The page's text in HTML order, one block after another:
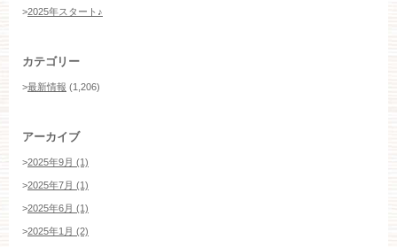
>2025年スタート♪
カテゴリー
>最新情報 (1,206)
アーカイブ
>2025年9月 (1)
>2025年7月 (1)
>2025年6月 (1)
>2025年1月 (2)